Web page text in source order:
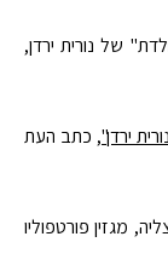
של נורית ירדן,
ירדן", כתב העת
מגזין פורטפוליו